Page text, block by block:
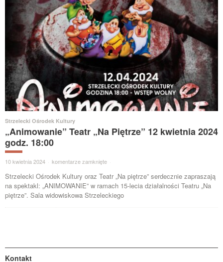
Strzelecki Ośrodek Kultury
„Animowanie” Teatr „Na Piętrze” 12 kwietnia 2024
godz. 18:00
10 kwietnia 2024 · komentarze zamknięte ·
Strzelecki Ośrodek Kultury oraz Teatr „Na piętrze” serdecznie zapraszają
na spektakl: „ANIMOWANIE” w ramach 15-lecia działalności Teatru „Na
piętrze”. Sala widowiskowa Strzeleckiego
Kontakt